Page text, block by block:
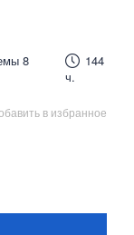
8
144
ч.
в избранное